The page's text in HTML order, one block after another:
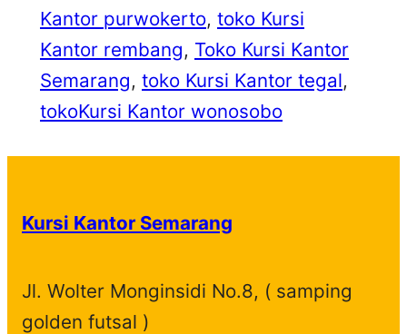
Kantor purwokerto, toko Kursi
Kantor rembang, Toko Kursi Kantor
Semarang, toko Kursi Kantor tegal
tokoKursi Kantor wonosobo
Kursi Kantor Semarang
Jl. Wolter Monginsidi No.8, ( samping
golden futsal )